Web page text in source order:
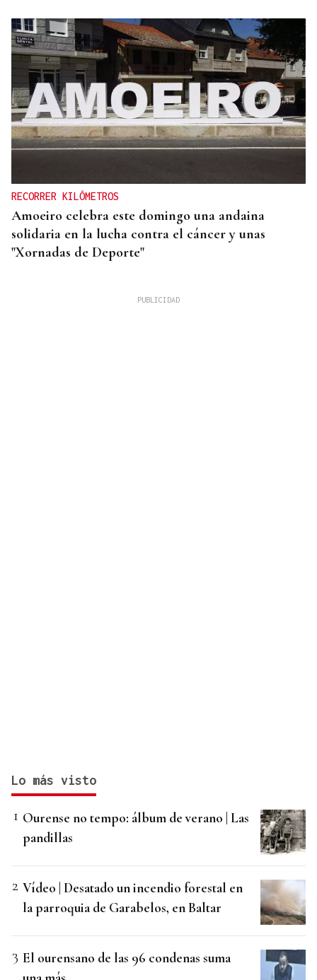
RECORRER KILÓMETROS
Amoeiro celebra este domingo una andaina
solidaria en la lucha contra el cáncer y unas
"Xornadas de Deporte"
Lo más visto
Ourense no tempo: álbum de verano | Las
pandillas
Vídeo | Desatado un incendio forestal en
la parroquia de Garabelos, en Baltar
El ourensano de las 96 condenas suma